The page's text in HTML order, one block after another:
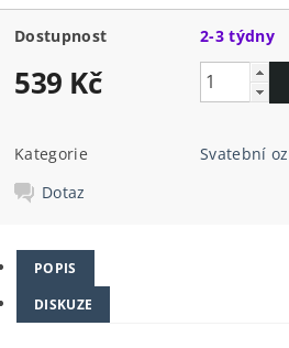
Dostupnost 2-3 týdny
539 Kč
Kategorie
Svatební
Dotaz
POPIS
DISKUZE